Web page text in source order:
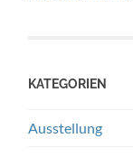
KATEGORIEN
Ausstellung